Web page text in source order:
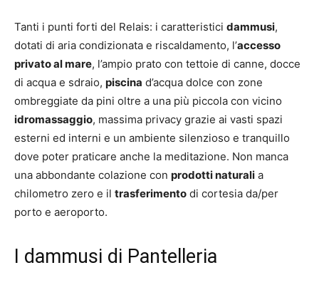
Tanti i punti forti del Relais: i caratteristici dammusi,
dotati di aria condizionata e riscaldamento, l’accesso
privato al mare, l’ampio prato con tettoie di canne, docce
di acqua e sdraio, piscina d’acqua dolce con zone
ombreggiate da pini oltre a una più piccola con vicino
idromassaggio, massima privacy grazie ai vasti spazi
esterni ed interni e un ambiente silenzioso e tranquillo
dove poter praticare anche la meditazione. Non manca
una abbondante colazione con prodotti naturali a
chilometro zero e il trasferimento di cortesia da/per
porto e aeroporto.
I dammusi di Pantelleria